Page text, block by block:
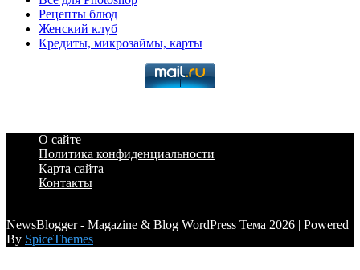
Рецепты блюд
Женский клуб
Кредиты, микрозаймы, карты
О сайте
Политика конфиденциальности
Карта сайта
Контакты
NewsBlogger - Magazine & Blog WordPress Тема 2026 | Powered
By SpiceThemes